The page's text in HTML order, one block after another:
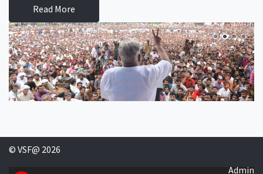
Read More
© VSF@ 2026
Admin